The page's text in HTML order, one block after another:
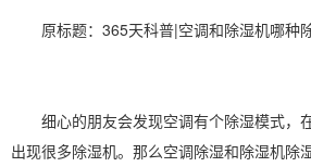
原标题：365天科普|空调和除湿机哪种
细心的朋友会发现空调有个除湿模式，
出现很多除湿机。那么空调除湿和除湿机除